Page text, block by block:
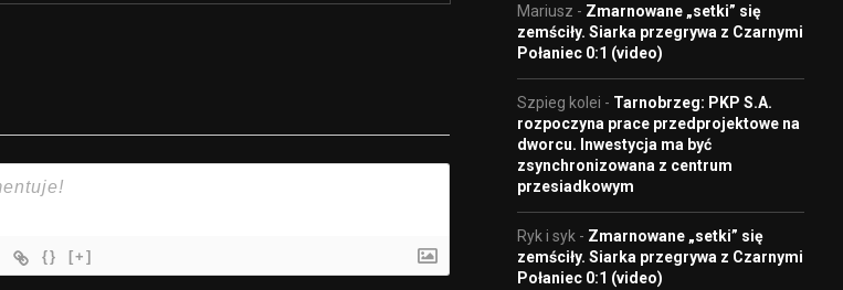
{} [+]
Mariusz - Zmarnowane „setki” się
zemściły. Siarka przegrywa z Czarnymi
Połaniec 0:1 (video)
Szpieg kolei - Tarnobrzeg: PKP S.A.
rozpoczyna prace przedprojektowe na
dworcu. Inwestycja ma być
zsynchronizowana z centrum
przesiadkowym
Ryk i syk - Zmarnowane „setki” się
zemściły. Siarka przegrywa z Czarnymi
Połaniec 0:1 (video)